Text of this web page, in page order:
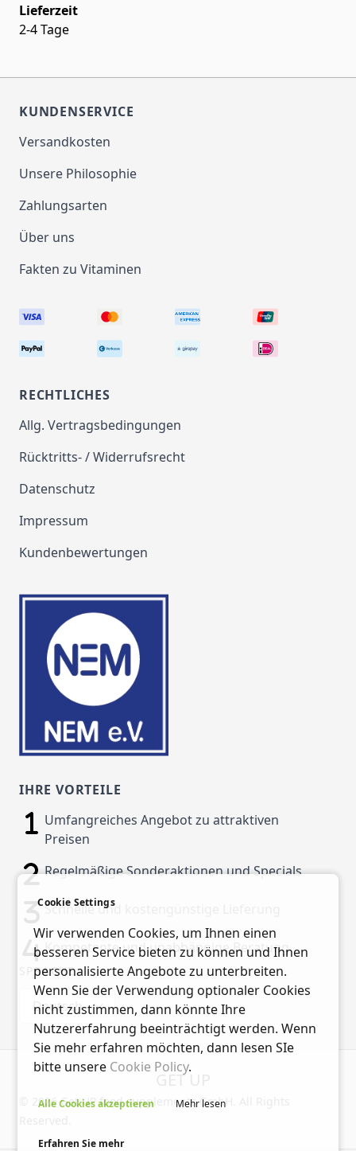
Lieferzeit
2-4 Tage
KUNDENSERVICE
Versandkosten
Unsere Philosophie
Zahlungsarten
Über uns
Fakten zu Vitaminen
RECHTLICHES
Allg. Vertragsbedingungen
Rücktritts- / Widerrufsrecht
Datenschutz
Impressum
Kundenbewertungen
IHRE VORTEILE
Umfangreiches Angebot zu attraktiven
Preisen
Regelmäßige Sonderaktionen und Specials
Schnelle und kostengünstige Lieferung
Kompetente und unabhängige Beratung
SPRACHE
Deutsch
GET UP
© 2026 Get UP food supplements GmbH. All Rights
Cookie Settings
Wir verwenden Cookies, um Ihnen einen
besseren Service bieten zu können und Ihnen
personalisierte Angebote zu unterbreiten.
Wenn Sie der Verwendung optionaler Cookies
nicht zustimmen, dann könnte Ihre
Nutzererfahrung beeinträchtigt werden. Wenn
Sie mehr erfahren möchten, dann lesen SIe
bitte unsere Cookie Policy.
Alle Cookies akzeptieren Mehr lesen
Erfahren Sie mehr